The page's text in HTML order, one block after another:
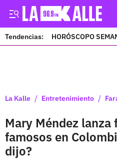
Tendencias: HORÓSCOPO
La Kalle / Entretenimiento /
Mary Méndez
famosos en
dijo?